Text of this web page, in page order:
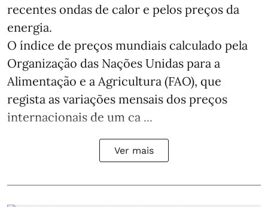
recentes ondas de calor e pelos preços da
energia.
O índice de preços mundiais calculado pela
Organização das Nações Unidas para a
Alimentação e a Agricultura (FAO), que
regista as variações mensais dos preços
internacionais de um ca ...
Ver mais